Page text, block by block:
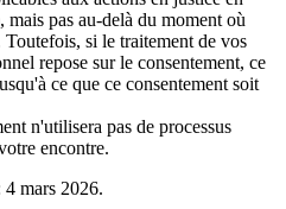
pas au-delà du moment où
si le traitement de vos
repose sur le consentement, ce
ce que ce consentement soit
n'utilisera pas de processus
encontre.
mars 2026.